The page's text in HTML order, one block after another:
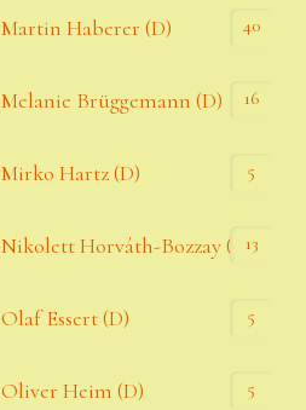
Martin Haberer (D) 40
Melanie Brüggemann (D) 16
Mirko Hartz (D) 5
Nikolett Horváth-Bozzay (A)13
Olaf Essert (D) 5
Oliver Heim (D) 5